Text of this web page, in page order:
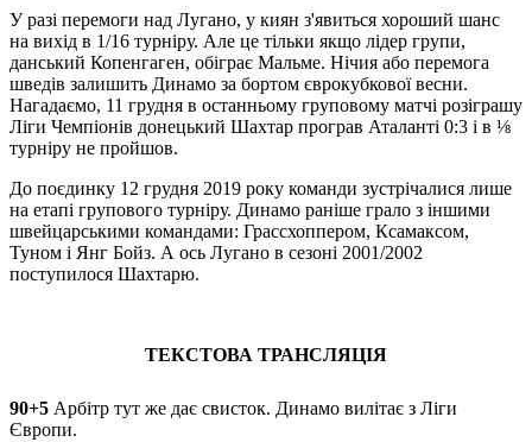
У разі перемоги над Лугано, у киян з'явиться хороший шанс
на вихід в 1/16 турніру. Але це тільки якщо лідер групи,
данський Копенгаген, обіграє Мальме. Нічия або перемога
шведів залишить Динамо за бортом єврокубкової весни.
Нагадаємо, 11 грудня в останньому груповому матчі розіграшу
Ліги Чемпіонів донецький Шахтар програв Аталанті 0:3 і в ⅛
турніру не пройшов.
До поєдинку 12 грудня 2019 року команди зустрічалися лише
на етапі групового турніру. Динамо раніше грало з іншими
швейцарськими командами: Грассхоппером, Ксамаксом,
Туном і Янг Бойз. А ось Лугано в сезоні 2001/2002
поступилося Шахтарю.
ТЕКСТОВА ТРАНСЛЯЦІЯ
90+5 Арбітр тут же дає свисток. Динамо вилітає з Ліги
Європи.